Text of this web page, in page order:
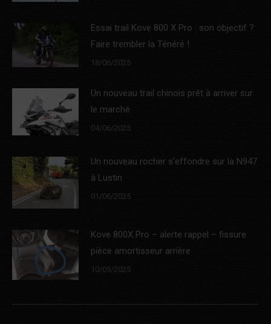
Essai trail Kove 800 X Pro : son objectif ?
Faire trembler la Ténéré !
18/06/2025
Un nouveau trail chinois prêt à arriver sur
le marché
04/06/2025
Un nouveau rocher s’effondre sur la N947
à Lustin
01/06/2025
Kove 800X Pro – alerte rappel – fissure
pièce amortisseur arrière
10/05/2025